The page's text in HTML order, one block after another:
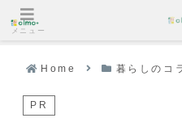
Home 暮らしのコ
PR
メニュー